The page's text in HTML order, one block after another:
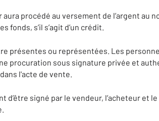
procédé au versement de l’argent au
fonds, s’il s’agit d’un crédit.
présentes ou représentées. Les
procuration sous signature privée et
l'acte de vente.
d’être signé par le vendeur, l’acheteur et